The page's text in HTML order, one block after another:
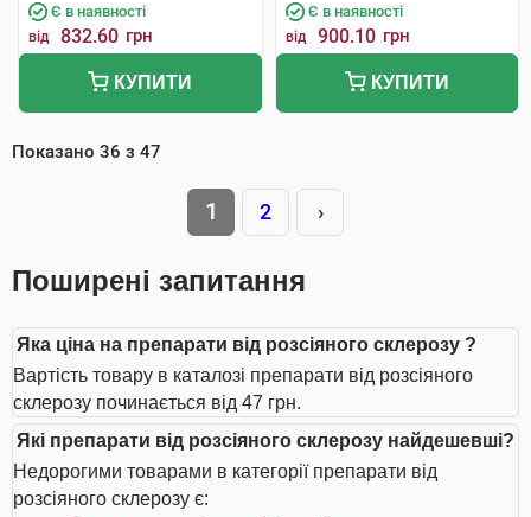
Є в наявності
від 832.60 грн
КУПИТИ
Є в наявності
від 900.10 грн
КУПИТИ
Показано 36 з 47
1 2 ›
Поширені запитання
Яка ціна на препарати від розсіяного склерозу ?
Вартість товару в каталозі препарати від розсіяного
склерозу починається від 47 грн.
Які препарати від розсіяного склерозу найдешевші?
Недорогими товарами в категорії препарати від
розсіяного склерозу є: